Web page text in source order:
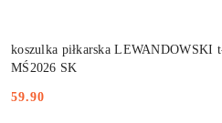
koszulka piłkarska LEWANDOWSKI
MŚ2026 SK
Cena:
59.90